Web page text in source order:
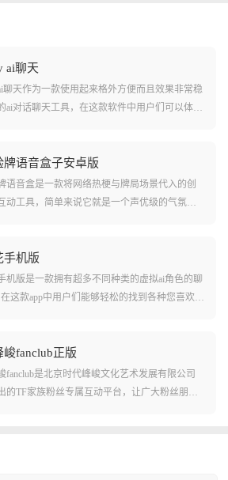
ai聊天
聊天作为一款使用起来格外方便而且效果非常稳
ai对话聊天工具，在这款软件中用户们可以体验
app上和角色的对话记录和角色卡等设定。让您
件之间迁移没有任何难度！软件中还可以让用
到许多不同的对话内容，感受和角色的深度互
牌语音盒子安卓版
语音盒是一款将网络热梗与牌局场景代入的创
动工具，简单来说它就是一个声优级的气氛组
，瞬间把紧张的牌局变成喜剧现场，整活效果
。
手机版
机版是一款拥有超多不同种类的虚拟ai角色的聊
在这款app中用户们能够轻松的找到各种您喜欢的
细节，甚至包括立绘和穿衣风格等这些也是可
!在软件中用户们还可以套皮为这些虚拟角色，
的虚拟社交玩法!
峻fanclub正版
fanclub是北京时代峰峻文化艺术发展有限公司
的TF家族粉丝专属互动平台，让广大粉丝朋友